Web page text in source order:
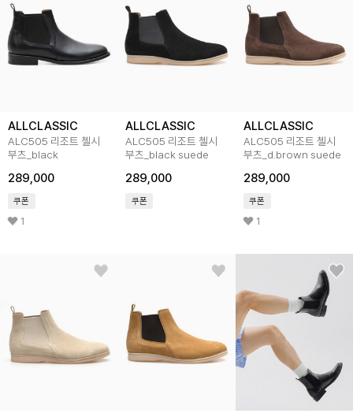
ALLCLASSIC
ALC505 리조트 첼시
부츠_black
289,000
쿠폰
1
ALLCLASSIC
ALC505 리조트 첼시
부츠_black suede
289,000
쿠폰
ALLCLASSIC
ALC505 리조트 첼시
부츠_d.brown suede
289,000
쿠폰
1